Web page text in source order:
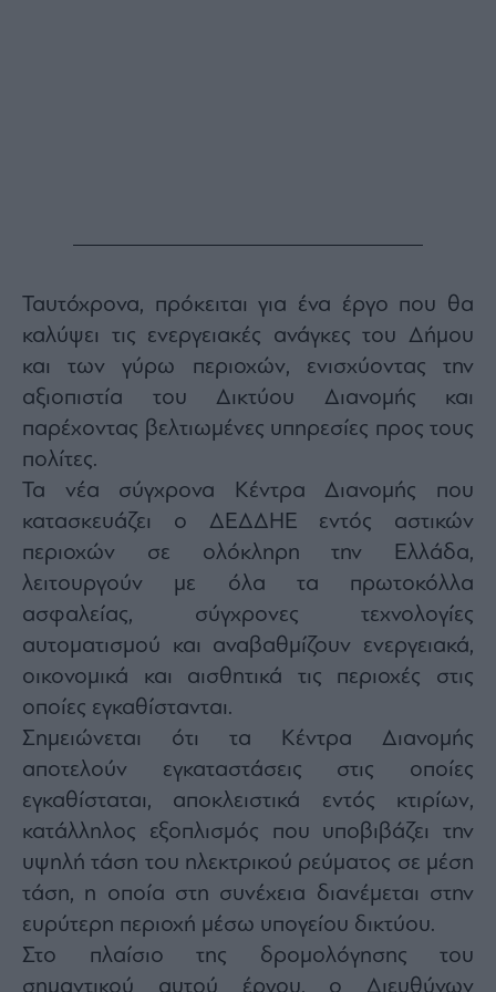
του
mononews.gr
submitting
your
email,
you
to
Terms
and
Notice.
can
out
at
time.
site
protected
by
reCAPTCHA
and
Google
Privacy
Policy
and
of
apply.
Ταυτόχρονα, πρόκειται για ένα έργο που θα
καλύψει τις ενεργειακές ανάγκες του Δήμου
και των γύρω περιοχών, ενισχύοντας την
αξιοπιστία του Δικτύου Διανομής και
παρέχοντας βελτιωμένες υπηρεσίες προς τους
πολίτες.
Τα νέα σύγχρονα Κέντρα Διανομής που
κατασκευάζει ο ΔΕΔΔΗΕ εντός αστικών
περιοχών σε ολόκληρη την Ελλάδα,
λειτουργούν με όλα τα πρωτοκόλλα
ασφαλείας, σύγχρονες τεχνολογίες
αυτοματισμού και αναβαθμίζουν ενεργειακά,
οικονομικά και αισθητικά τις περιοχές στις
οποίες εγκαθίστανται.
Σημειώνεται ότι τα Κέντρα Διανομής
αποτελούν εγκαταστάσεις στις οποίες
εγκαθίσταται, αποκλειστικά εντός κτιρίων,
κατάλληλος εξοπλισμός που υποβιβάζει την
υψηλή τάση του ηλεκτρικού ρεύματος σε μέση
τάση, η οποία στη συνέχεια διανέμεται στην
ευρύτερη περιοχή μέσω υπογείου δικτύου.
Στο πλαίσιο της δρομολόγησης του
σημαντικού αυτού έργου, ο Διευθύνων